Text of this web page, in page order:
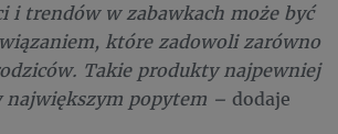
i trendów w zabawkach może być
które zadowoli zarówno
Takie produkty najpewniej
największym popytem – dodaje